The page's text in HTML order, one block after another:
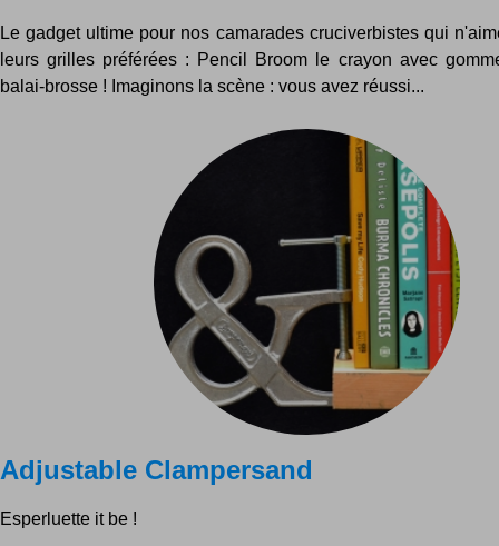
Le gadget ultime pour nos camarades cruciverbistes qui
leurs grilles préférées : Pencil Broom le crayon avec
balai-brosse ! Imaginons la scène : vous avez réussi...
Adjustable Clampersand
Esperluette it be !